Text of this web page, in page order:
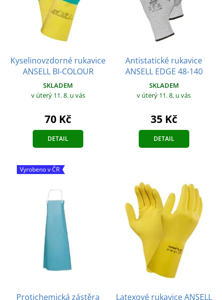
Kyselinovzdorné rukavice
ANSELL BI-COLOUR
SKLADEM
v úterý 11. 8. u vás
70 Kč
DETAIL
Antistatické rukavice
ANSELL EDGE 48-140
SKLADEM
v úterý 11. 8. u vás
35 Kč
DETAIL
Vyrobeno v ČR
Protichemická zástěra
Latexové rukavice ANSELL